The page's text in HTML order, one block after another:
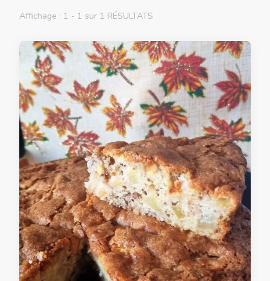
Affichage : 1 - 1 sur 1 RÉSULTATS